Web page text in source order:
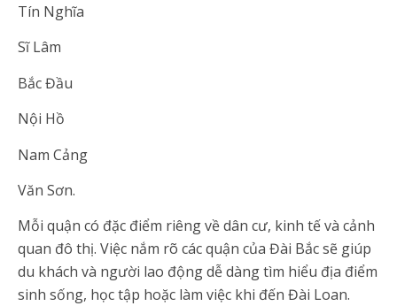
Tín Nghĩa
Sĩ Lâm
Bắc Đầu
Nội Hồ
Nam Cảng
Văn Sơn.
Mỗi quận có đặc điểm riêng về dân cư, kinh tế và cảnh
quan đô thị. Việc nắm rõ các quận của Đài Bắc sẽ giúp
du khách và người lao động dễ dàng tìm hiểu địa điểm
sinh sống, học tập hoặc làm việc khi đến Đài Loan.